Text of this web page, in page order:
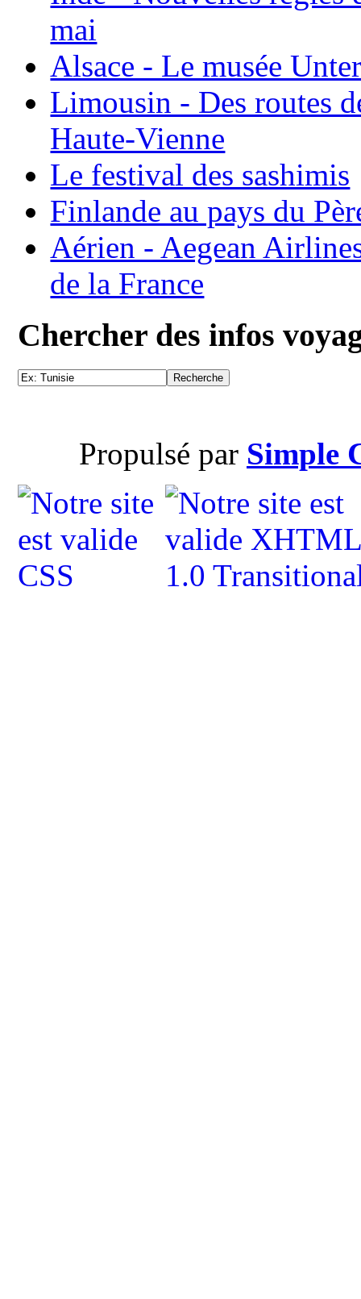
mai
Alsace - Le musée
Limousin - Des routes
Haute-Vienne
Le festival des sashimis
Finlande au pays du
Aérien - Aegean
de la France
Chercher des infos
Propulsé par Simple